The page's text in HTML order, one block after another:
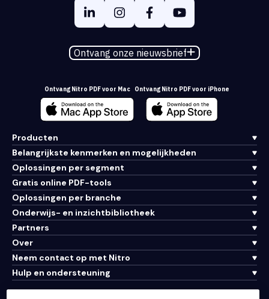
Ontvang onze nieuwsbrief
Ontvang Nitro PDF voor Mac Ontvang Nitro PDF voor iPhone
Producten
Belangrijkste kenmerken en mogelijkheden
Oplossingen per segment
Gratis online PDF-tools
Oplossingen per branche
Onderwijs- en inzichtbibliotheek
Partners
Over
Neem contact op met Nitro
Hulp en ondersteuning